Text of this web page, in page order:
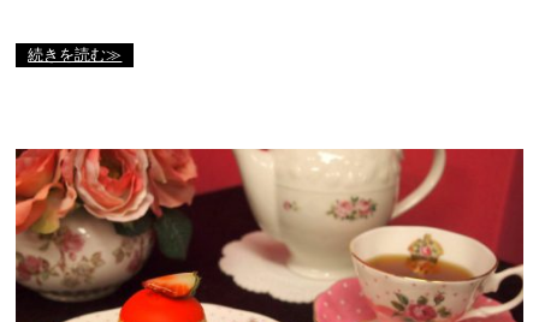
続きを読む≫